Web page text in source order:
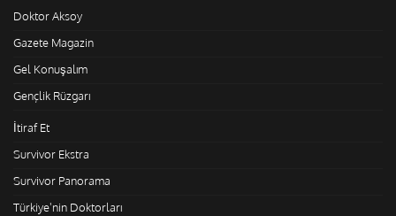
Doktor Aksoy
Gazete Magazin
Gel Konuşalım
Gençlik Rüzgarı
İtiraf Et
Survivor Ekstra
Survivor Panorama
Türkiye'nin Doktorları